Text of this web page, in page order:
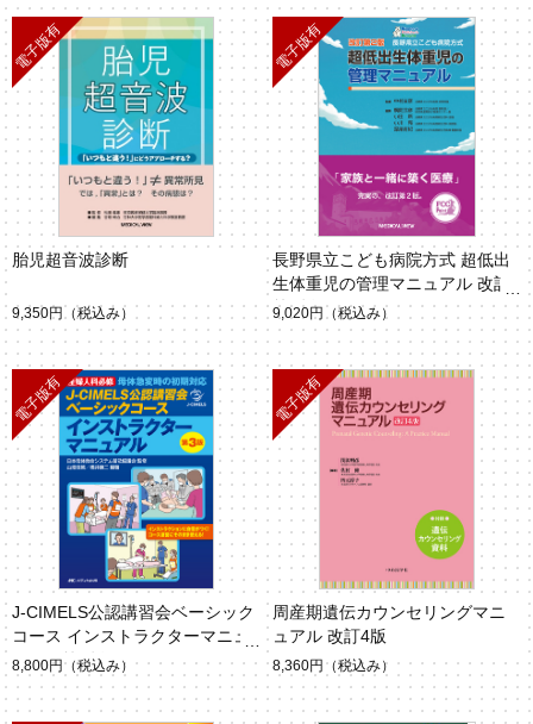
胎児超音波診断
9,350円 （税込み）
長野県立こども病院方式 超低出
生体重児の管理マニュアル 改訂
第2版
9,020円 （税込み）
J-CIMELS公認講習会ベーシック
コース インストラクターマニュ
アル 第3版
8,800円 （税込み）
周産期遺伝カウンセリングマニ
ュアル 改訂4版
8,360円 （税込み）